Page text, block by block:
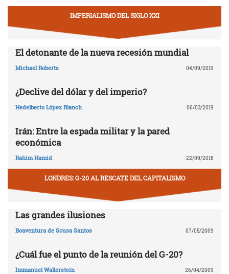
IMPERIALISMO DEL SIGLO XXI
El detonante de la nueva recesión mundial
Michael Roberts 04/09/2019
¿Declive del dólar y del imperio?
Hedelberto López Blanch 06/03/2019
Irán: Entre la espada militar y la pared
económica
Rahim Hamid 22/09/2018
LONDRES: G-20 AL RESCATE DEL CAPITALISMO
Las grandes ilusiones
Boaventura de Sousa Santos 07/05/2009
¿Cuál fue el punto de la reunión del G-20?
Immanuel Wallerstein 26/04/2009